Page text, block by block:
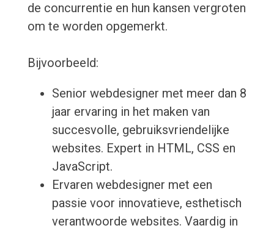
de concurrentie en hun kansen vergroten
om te worden opgemerkt.
Bijvoorbeeld:
Senior webdesigner met meer dan 8
jaar ervaring in het maken van
succesvolle, gebruiksvriendelijke
websites. Expert in HTML, CSS en
JavaScript.
Ervaren webdesigner met een
passie voor innovatieve, esthetisch
verantwoorde websites. Vaardig in